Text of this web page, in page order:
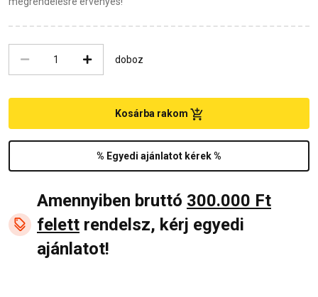
doboz
% Egyedi ajánlatot kérek %
Kosárba rakom
Amennyiben bruttó 300.000 Ft
felett rendelsz, kérj egyedi
ajánlatot!